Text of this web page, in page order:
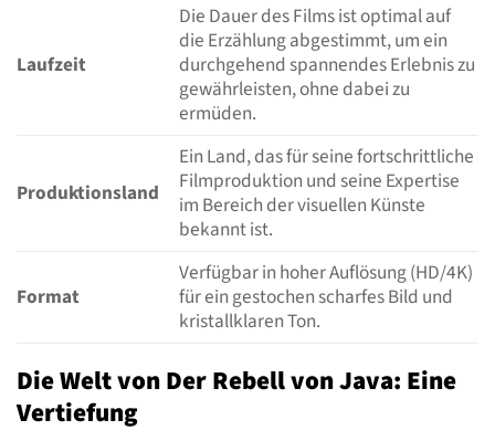
Laufzeit
Die Dauer des Films ist optimal auf
die Erzählung abgestimmt, um ein
durchgehend spannendes Erlebnis zu
gewährleisten, ohne dabei zu
ermüden.
Produktionsland
Ein Land, das für seine fortschrittliche
Filmproduktion und seine Expertise
im Bereich der visuellen Künste
bekannt ist.
Format
Verfügbar in hoher Auflösung (HD/4K)
für ein gestochen scharfes Bild und
kristallklaren Ton.
Die Welt von Der Rebell von Java: Eine
Vertiefung